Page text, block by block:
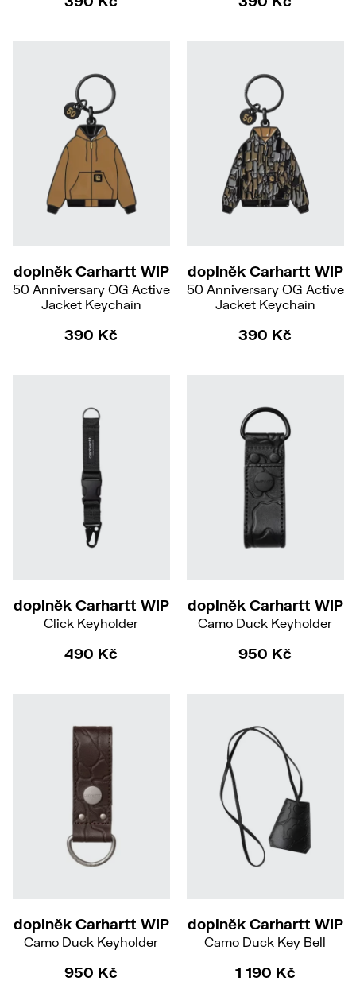
doplněk Carhartt WIP
50 Anniversary OG Active
Jacket Keychain
390 Kč
doplněk Carhartt WIP
50 Anniversary OG Active
Jacket Keychain
390 Kč
doplněk Carhartt WIP
Click Keyholder
490 Kč
doplněk Carhartt WIP
Camo Duck Keyholder
950 Kč
doplněk Carhartt WIP
Camo Duck Keyholder
950 Kč
doplněk Carhartt WIP
Camo Duck Key Bell
1 190 Kč